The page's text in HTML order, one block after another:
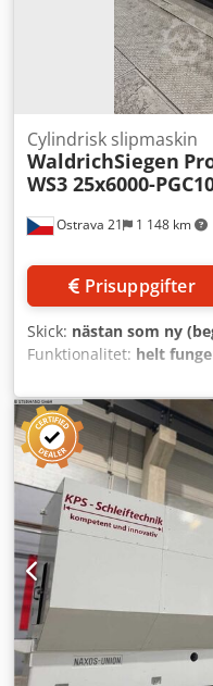
Ostrava 21 1 148 km
Cylindrisk slipmaskin
WaldrichSiegen
WS3 25x6000-
Prisuppgifter
Skick: nästan som ny
Funktionalitet: helt
inkopplad och kan
slipning av roterande
en noggrannhet på
mm Max. svänglängd: 6
kg (25 000 kg i linjaler)
Slipstensbredd: 100
toleranser och
av mätrapport.
CNC-styrning med
(kon, konkav och konvex,
Slipning av keramiska
användning av diamant-
Maskinen används för
order.